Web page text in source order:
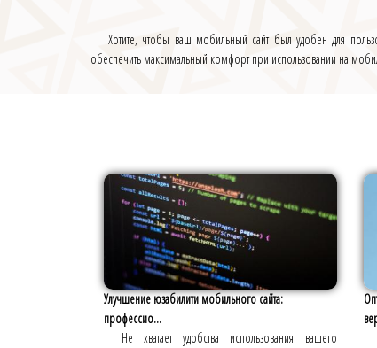
Хотите, чтобы ваш мобильный сайт был удобен для
обеспечить максимальный комфорт при использовании на
Улучшение юзабилити мобильного сайта:
профессио...
Не хватает удобства использования вашего